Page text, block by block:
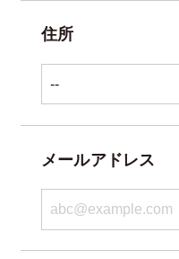
住所
メールアドレス